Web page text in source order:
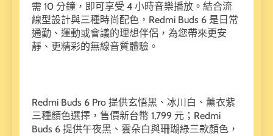
需 10 分鐘，即可享受 4 小時音樂播放。結合流
線型設計與三種時尚配色，Redmi Buds 6 是日常
通勤、運動或會議的理想伴侶，為您帶來更安
靜、更精彩的無線音質體驗。
Redmi Buds 6 Pro 提供玄悟黑、冰川白、薰衣紫
三種顏色選擇，售價新台幣 1,799 元；Redmi
Buds 6 提供午夜黑、雲朵白與珊瑚綠三款顏色，